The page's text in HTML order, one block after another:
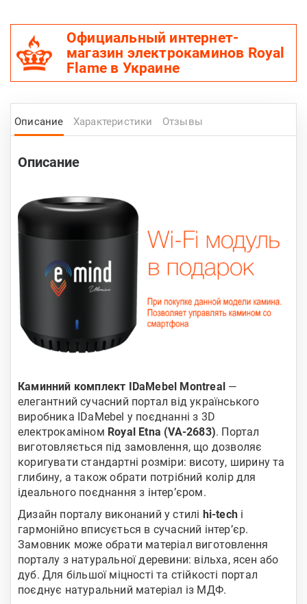
Официальный интернет-
магазин электрокаминов Royal
Flame в Украине
Описание Характеристики Отзывы
Описание
Каминний комплект IDaMebel Montreal —
елегантний сучасний портал від українського
виробника IDaMebel у поєднанні з 3D
електрокаміном Royal Etna (VA-2683). Портал
виготовляється під замовлення, що дозволяє
коригувати стандартні розміри: висоту, ширину та
глибину, а також обрати потрібний колір для
ідеального поєднання з інтер’єром.
Дизайн порталу виконаний у стилі hi-tech і
гармонійно вписується в сучасний інтер’єр.
Замовник може обрати матеріал виготовлення
порталу з натуральної деревини: вільха, ясен або
дуб. Для більшої міцності та стійкості портал
поєднує натуральний матеріал із МДФ.